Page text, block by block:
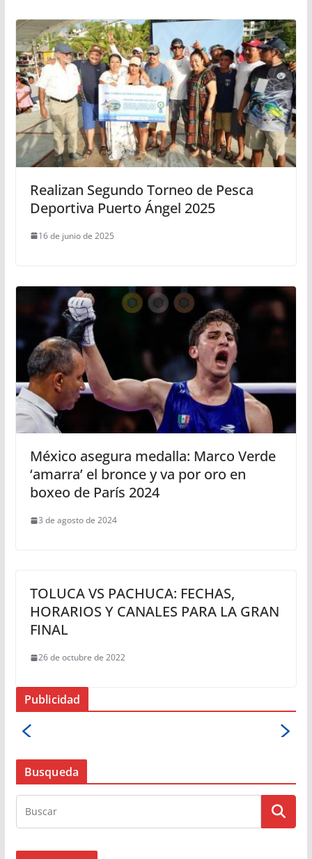
Realizan Segundo Torneo de Pesca
Deportiva Puerto Ángel 2025
16 de junio de 2025
México asegura medalla: Marco Verde
‘amarra’ el bronce y va por oro en
boxeo de París 2024
3 de agosto de 2024
TOLUCA VS PACHUCA: FECHAS,
HORARIOS Y CANALES PARA LA GRAN
FINAL
26 de octubre de 2022
Publicidad